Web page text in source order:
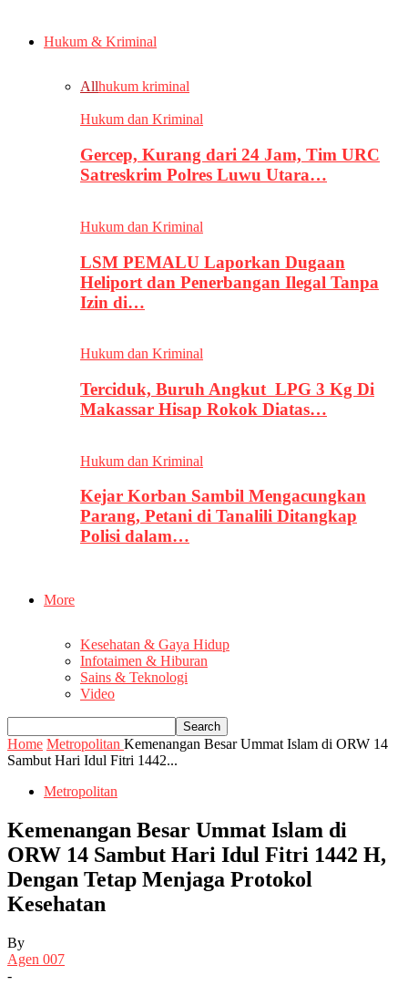
Hukum & Kriminal
Allhukum kriminal
Hukum dan Kriminal
Gercep, Kurang dari 24 Jam, Tim URC
Satreskrim Polres Luwu Utara…
Hukum dan Kriminal
LSM PEMALU Laporkan Dugaan
Heliport dan Penerbangan Ilegal Tanpa
Izin di…
Hukum dan Kriminal
Terciduk, Buruh Angkut LPG 3 Kg Di
Makassar Hisap Rokok Diatas…
Hukum dan Kriminal
Kejar Korban Sambil Mengacungkan
Parang, Petani di Tanalili Ditangkap
Polisi dalam…
More
Kesehatan & Gaya Hidup
Infotaimen & Hiburan
Sains & Teknologi
Video
Home Metropolitan Kemenangan Besar Ummat Islam di ORW 14
Sambut Hari Idul Fitri 1442...
Metropolitan
Kemenangan Besar Ummat Islam di
ORW 14 Sambut Hari Idul Fitri 1442 H,
Dengan Tetap Menjaga Protokol
Kesehatan
By
Agen 007
-